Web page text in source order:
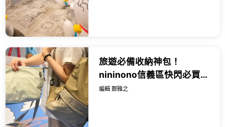
旅遊必備收納神包！
nininono信義區快閃必買推
薦，7大滿額禮再送韓國機
編輯 鄭雅之